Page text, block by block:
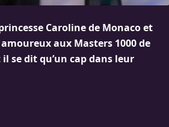
Caroline de Monaco et
aux Masters 1000 de
se dit qu’un cap dans leur